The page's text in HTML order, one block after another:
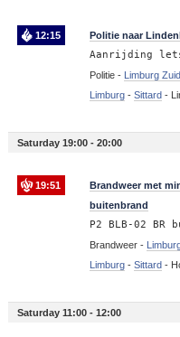
12:15 Politie naar
Aanrijding
Politie - Limburg Zuid
Limburg- Sittard-
Saturday 19:00 - 20:00
19:51
Brandweer met
buitenbrand
P2 BLB-02 BR
Brandweer -
Limburg- Sittard-
Saturday 11:00 - 12:00